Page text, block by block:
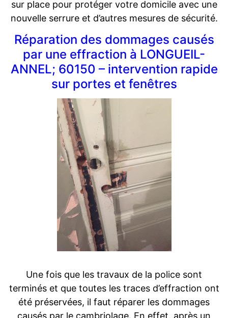
sur place pour protéger votre domicile avec une
nouvelle serrure et d’autres mesures de sécurité.
Réparation des dommages causés
par une effraction à LONGUEIL-
ANNEL; 60150 – intervention rapide
sur portes et fenêtres
Une fois que les travaux de la police sont
terminés et que toutes les traces d’effraction ont
été préservées, il faut réparer les dommages
causés par le cambriolage. En effet, après un